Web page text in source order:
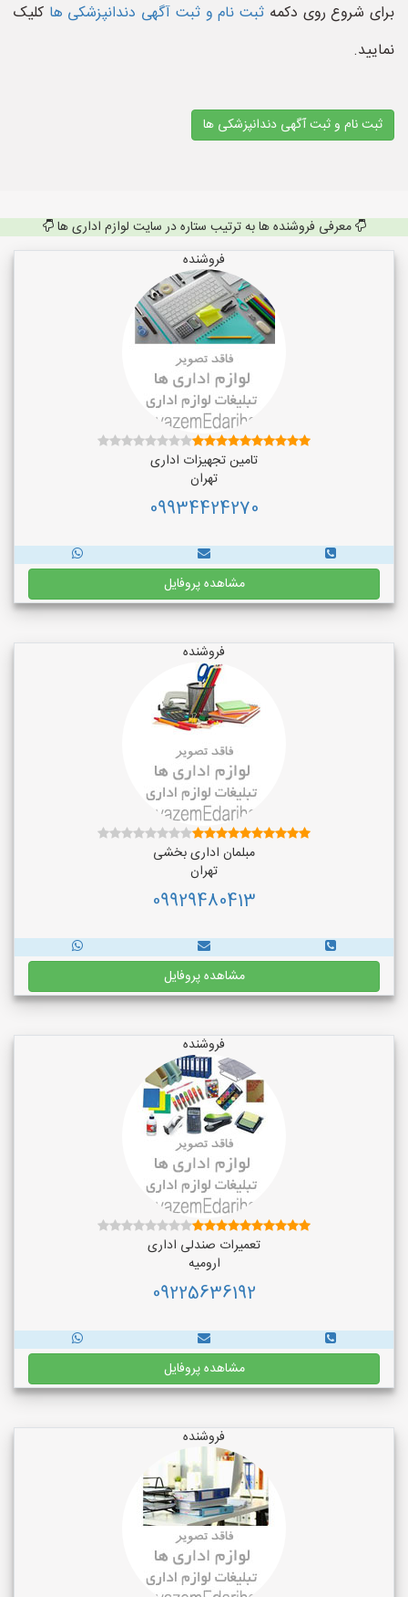
برای شروع روی دکمه ثبت نام و ثبت آگهی دندانپزشکی ها کلیک
نمایید.
ثبت نام و ثبت آگهی دندانپزشکی ها
معرفی فروشنده ها به ترتیب ستاره در سایت لوازم اداری ها
فروشنده
تامین تجهیزات اداری
تهران
09934424270
مشاهده پروفایل
فروشنده
مبلمان اداری بخشی
تهران
09929480413
مشاهده پروفایل
فروشنده
تعمیرات صندلی اداری
ارومیه
09225636192
مشاهده پروفایل
فروشنده